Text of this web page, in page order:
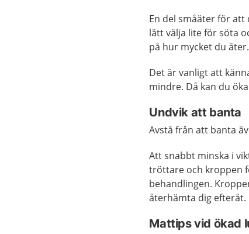
En del småäter för
lätt välja lite för söta
på hur mycket du äter.
Det är vanligt att
mindre. Då kan du
Undvik att banta
Avstå från att banta
Att snabbt minska i
tröttare och kroppen
behandlingen.
återhämta dig efteråt.
Mattips vid ökad